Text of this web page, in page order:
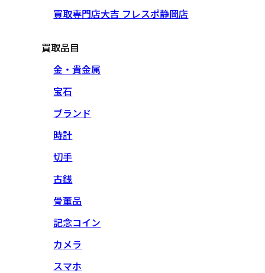
買取専門店大吉 フレスポ静岡店
買取品目
金・貴金属
宝石
ブランド
時計
切手
古銭
骨董品
記念コイン
カメラ
スマホ